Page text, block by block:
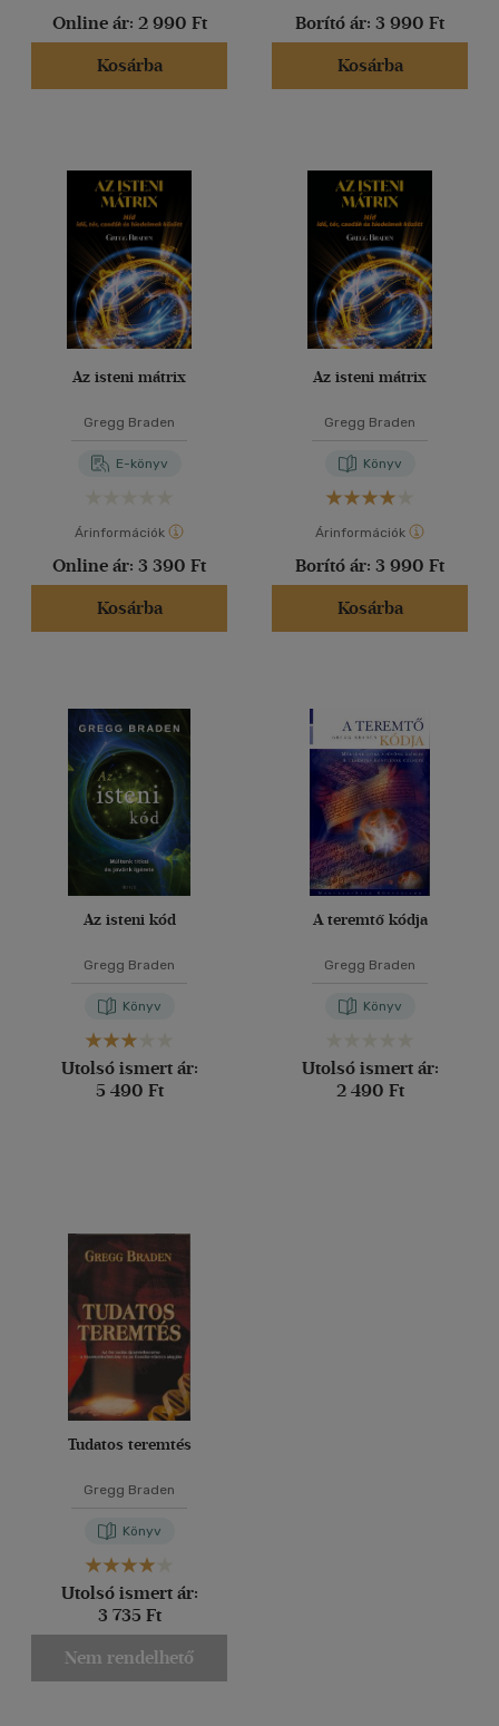
Online ár: 2 990 Ft
Kosárba
Borító ár: 3 990 Ft
Kosárba
Az isteni mátrix
Gregg Braden
E-könyv
Árinformációk
Online ár: 3 390 Ft
Kosárba
Az isteni mátrix
Gregg Braden
Könyv
Árinformációk
Borító ár: 3 990 Ft
Kosárba
Az isteni kód
Gregg Braden
Könyv
Utolsó ismert ár:
5 490 Ft
A teremtő kódja
Gregg Braden
Könyv
Utolsó ismert ár:
2 490 Ft
Tudatos teremtés
Gregg Braden
Könyv
Utolsó ismert ár:
3 735 Ft
Nem rendelhető